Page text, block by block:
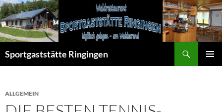
Zum
Inhalt
springen
Sportgaststätte Ringingen
ALLGEMEIN